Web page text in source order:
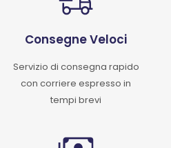
Consegne Veloci
Servizio di consegna rapido
con corriere espresso in
tempi brevi